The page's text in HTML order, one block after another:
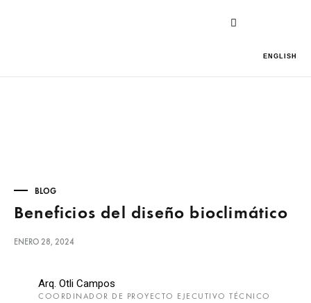
ENGLISH
BLOG
Beneficios del diseño bioclimático
ENERO 28, 2024
Arq. Otli Campos
COORDINADOR DE PROYECTO EJECUTIVO TÉCNICO